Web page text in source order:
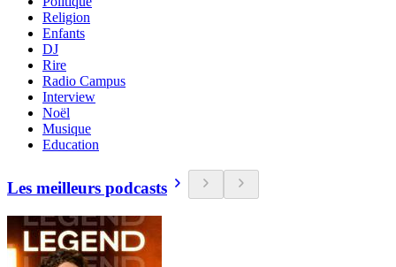
Religion
Enfants
DJ
Rire
Radio Campus
Interview
Noël
Musique
Education
Les meilleurs podcasts